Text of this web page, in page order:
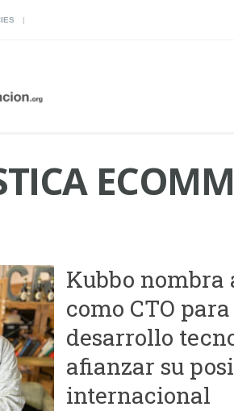
Kubbo nombra
como CTO
desarrollo
afianzar su
internacional